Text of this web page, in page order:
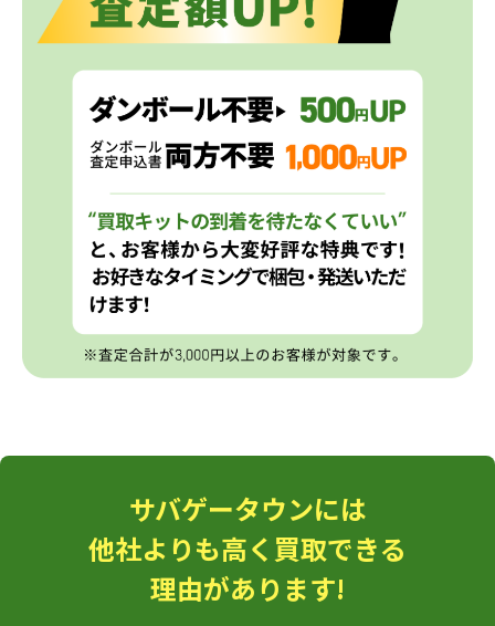
サバゲータウンには
他社よりも高く買取できる
理由があります!